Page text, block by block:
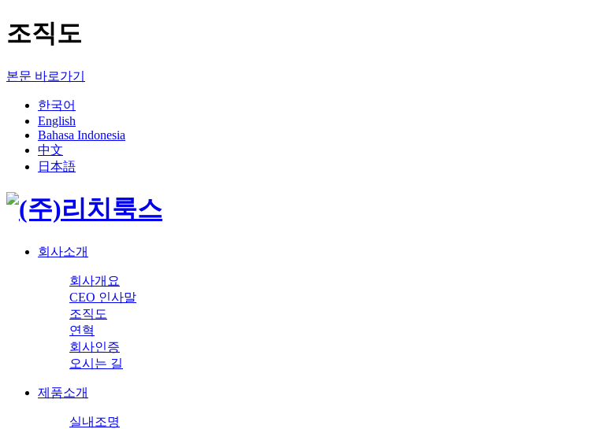
조직도
본문 바로가기
한국어
English
Bahasa Indonesia
中文
日本語
회사소개
회사개요
CEO 인사말
조직도
연혁
회사인증
오시는 길
제품소개
실내조명